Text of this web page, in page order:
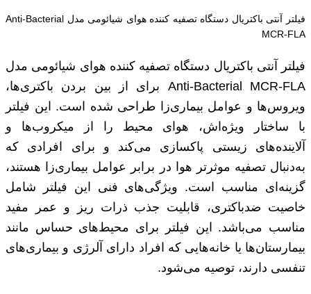
فیلتر آنتی باکتریال دستگاه تصفیه کننده هوای شیائومی مدل Anti-Bacterial
MCR-FLA
فیلتر آنتی باکتریال دستگاه تصفیه کننده هوای شیائومی مدل
Anti-Bacterial MCR-FLA برای از بین بردن باکتری‌ها،
ویروس‌ها و عوامل بیماری‌زا طراحی شده است. این فیلتر
با ساختار ویژه‌اش، هوای محیط را از میکروب‌ها و
آلاینده‌های زیستی پاکسازی می‌کند و برای افرادی که
به‌دنبال تصفیه موثرتر هوا در برابر عوامل بیماری‌زا هستند،
گزینه‌ای مناسب است. ویژگی‌های فنی این فیلتر شامل
خاصیت ضدباکتری، قابلیت جذب ذرات ریز و عمر مفید
مناسب می‌باشد. این فیلتر برای محیط‌های حساس مانند
بیمارستان‌ها یا خانه‌هایی که افراد دارای آلرژی و بیماری‌های
تنفسی دارند، توصیه می‌شود.